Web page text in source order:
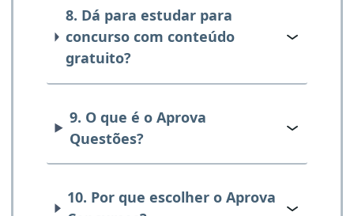
8. Dá para estudar para
concurso com conteúdo
gratuito?
9. O que é o Aprova
Questões?
10. Por que escolher o Aprova